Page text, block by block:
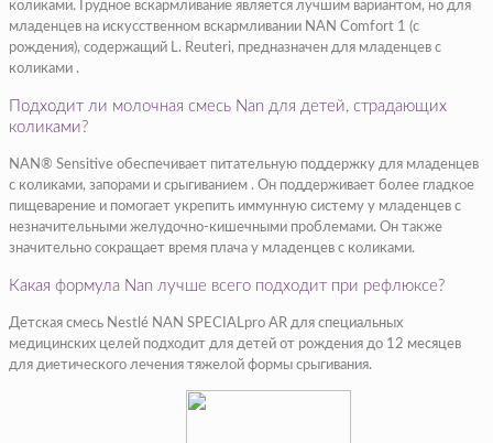
коликами. Грудное вскармливание является лучшим вариантом, но для
младенцев на искусственном вскармливании NAN Comfort 1 (с
рождения), содержащий L. Reuteri, предназначен для младенцев с
коликами .
Подходит ли молочная смесь Nan для детей, страдающих
коликами?
NAN® Sensitive обеспечивает питательную поддержку для младенцев
с коликами, запорами и срыгиванием . Он поддерживает более гладкое
пищеварение и помогает укрепить иммунную систему у младенцев с
незначительными желудочно-кишечными проблемами. Он также
значительно сокращает время плача у младенцев с коликами.
Какая формула Nan лучше всего подходит при рефлюксе?
Детская смесь Nestlé NAN SPECIALpro AR для специальных
медицинских целей подходит для детей от рождения до 12 месяцев
для диетического лечения тяжелой формы срыгивания.